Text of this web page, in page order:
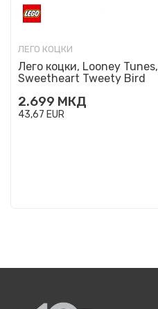
ЛЕГО КОЦКИ
Лего коцки, Looney Tunes,
Sweetheart Tweety Bird
2.699 МКД
43,67 EUR